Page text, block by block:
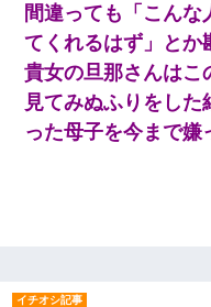
ＤＮＡ検査『血縁関係０
嫁「本当に身に覚えがない
だ！」→ 嫁「あっ」
夫に癌の余命宣告。その闘
けた
の甲を踏みつけられて…
間違っても「こんな
てくれるはず」とか
貴女の旦那さんはこ
見てみぬふりをし
った母子を今まで